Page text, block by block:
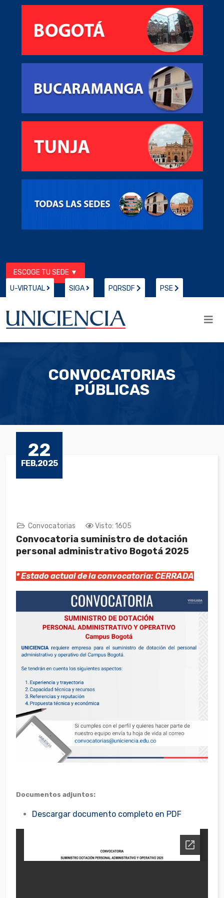
ESCOGE TU SEDE ▼
U-VIRTUAL
SIGA PQRSDF PSE
CONVOCATORIAS
PÚBLICAS
22
FEB,2025
Convocatorias Visto: 1605
Convocatoria suministro de dotación
personal administrativo Bogotá 2025
* Estado actual de la convocatoria: CERRADA
Documentos adjuntos:
Descargar documento completo en PDF